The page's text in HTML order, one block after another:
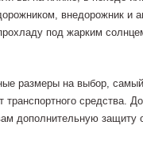
внедорожник и
под жарким
размеры на выбор,
транспортного средства.
дополнительную защиту